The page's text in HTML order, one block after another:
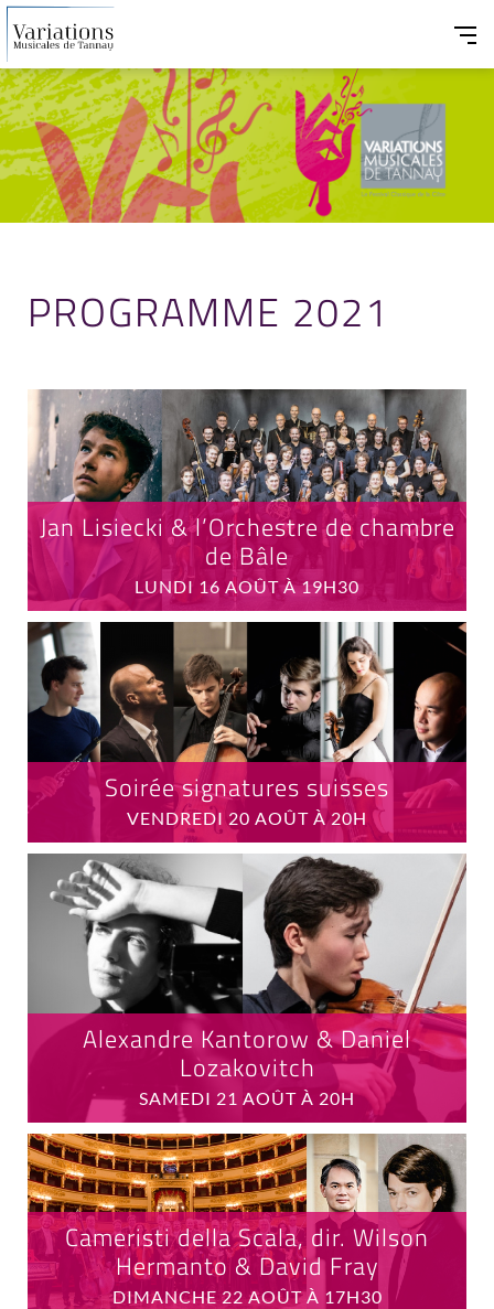
PROGRAMME 2021
Jan Lisiecki & l’Orchestre de chambre
de Bâle
LUNDI 16 AOÛT À 19H30
Soirée signatures suisses
VENDREDI 20 AOÛT À 20H
Alexandre Kantorow & Daniel
Lozakovitch
SAMEDI 21 AOÛT À 20H
Cameristi della Scala, dir. Wilson
Hermanto & David Fray
DIMANCHE 22 AOÛT À 17H30